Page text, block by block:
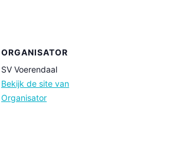
ORGANISATOR
SV Voerendaal
Bekijk de site van
Organisator